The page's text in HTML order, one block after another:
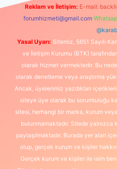
Reklam ve İletişim: E-mail:
forumhizmeti@gmail.com
Yasal Uyarı: Sitemiz, 5651 Sayılı
ve İletişim Kurumu (BTK)
olarak hizmet vermektedir. Bu
olarak denetleme veya araştırma
Ancak, üyelerimiz yazdıkları
siteye üye olarak bu sorumluluğu
sitesi, herhangi bir marka, kurum
bulunmamaktadır. Sitede yalnızca
paylaşılmaktadır. Burada yer alan
olup, gerçek kurum ve kişiler
Gerçek kurum ve kişiler ile isim